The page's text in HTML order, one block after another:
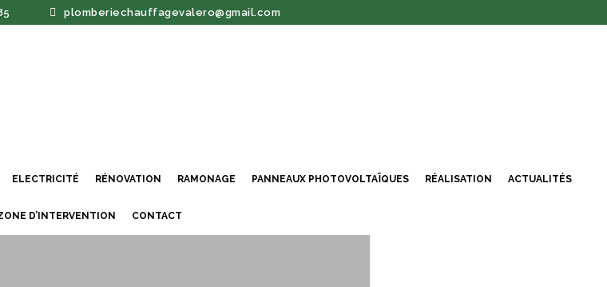
plomberiechauffagevalero@gmail.com
ELECTRICITÉ RÉNOVATION RAMONAGE PANNEAUX PHOTOVOLTAÏQUES RÉALISATION ACTUALITÉS
D’INTERVENTION CONTACT